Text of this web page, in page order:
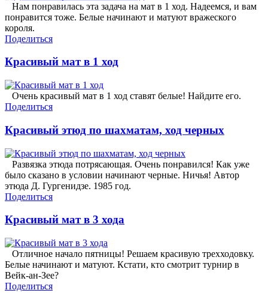
Нам понравилась эта задача на мат в 1 ход. Надеемся, и вам
понравится тоже. Белые начинают и матуют вражеского
короля.
Поделиться
Красивый мат в 1 ход
Очень красивый мат в 1 ход ставят белые! Найдите его.
Поделиться
Красивый этюд по шахматам, ход черных
Развязка этюда потрясающая. Очень понравился! Как уже
было сказано в условии начинают черные. Ничья! Автор
этюда Д. Гургенидзе. 1985 год.
Поделиться
Красивый мат в 3 хода
Отличное начало пятницы! Решаем красивую трехходовку.
Белые начинают и матуют. Кстати, кто смотрит турнир в
Вейк-ан-Зее?
Поделиться